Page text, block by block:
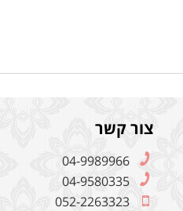
צור קשר
04-9989966
04-9580335
052-2263323